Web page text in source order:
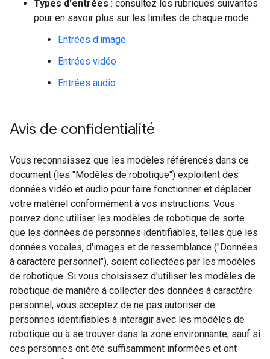
Types d'entrées : consultez les rubriques suivantes
pour en savoir plus sur les limites de chaque mode.
Entrées d'image
Entrées vidéo
Entrées audio
Avis de confidentialité
Vous reconnaissez que les modèles référencés dans ce
document (les "Modèles de robotique") exploitent des
données vidéo et audio pour faire fonctionner et déplacer
votre matériel conformément à vos instructions. Vous
pouvez donc utiliser les modèles de robotique de sorte
que les données de personnes identifiables, telles que les
données vocales, d'images et de ressemblance ("Données
à caractère personnel"), soient collectées par les modèles
de robotique. Si vous choisissez d'utiliser les modèles de
robotique de manière à collecter des données à caractère
personnel, vous acceptez de ne pas autoriser de
personnes identifiables à interagir avec les modèles de
robotique ou à se trouver dans la zone environnante, sauf si
ces personnes ont été suffisamment informées et ont